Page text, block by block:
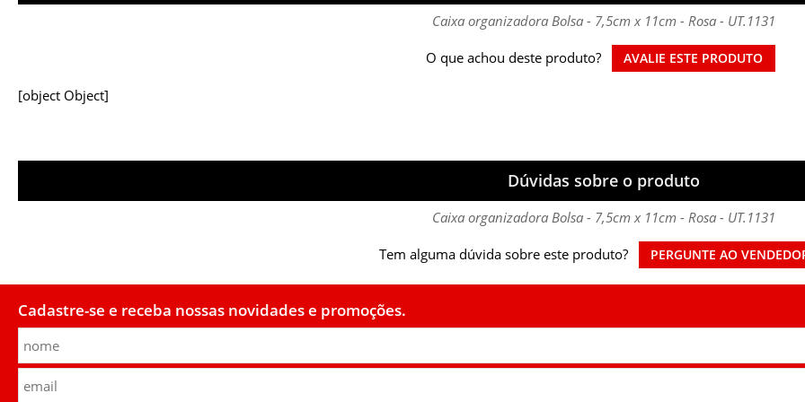
Caixa organizadora Bolsa - 7,5cm x 11cm - Rosa - UT.1131
O que achou deste produto? AVALIE ESTE PRODUTO
[object Object]
Dúvidas sobre o produto
Caixa organizadora Bolsa - 7,5cm x 11cm - Rosa - UT.1131
Tem alguma dúvida sobre este produto? PERGUNTE AO
Cadastre-se e receba nossas novidades e promoções.